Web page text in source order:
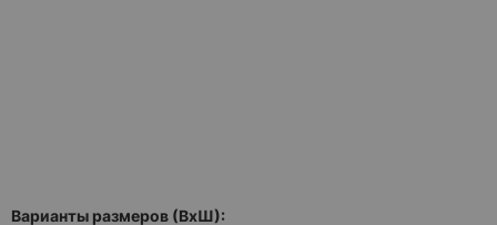
Варианты размеров (ВхШ):